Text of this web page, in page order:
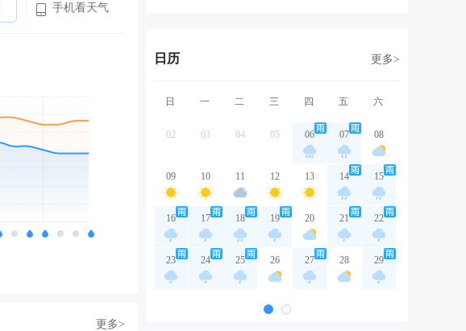
手机看天气
更多>
日历 更多>
日 一 二 三 四 五 六
02 03 04 05 06 07 08
09 10 11 12 13 14 15
16 17 18 19 20 21 22
23 24 25 26 27 28 29